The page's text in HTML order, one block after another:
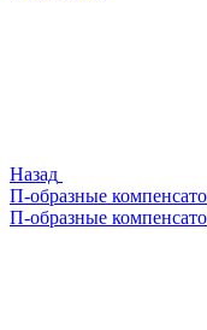
Назад
П-образные
П-образные